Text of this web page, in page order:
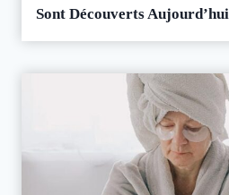
Sont Découverts Aujourd’hui